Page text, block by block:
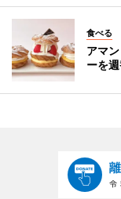
食べる
アマ
ーを